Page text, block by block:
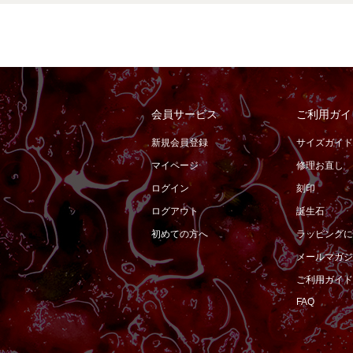
会員サービス
新規会員登録
マイページ
ログイン
ログアウト
初めての方へ
ご利用ガ
サイズガイド
修理お直し
刻印
誕生石
ラッピング
メールマガ
ご利用ガイド
FAQ